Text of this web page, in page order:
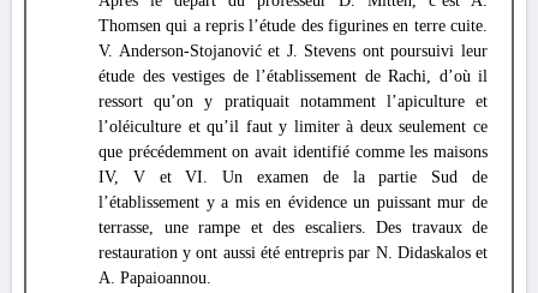
Thomsen qui a repris l’étude des figurines en terre cuite.
V. Anderson-Stojanović et J. Stevens ont poursuivi leur
étude des vestiges de l’établissement de Rachi, d’où il
ressort qu’on y pratiquait notamment l’apiculture et
l’oléiculture et qu’il faut y limiter à deux seulement ce
que précédemment on avait identifié comme les maisons
IV, V et VI. Un examen de la partie Sud de
l’établissement y a mis en évidence un puissant mur de
terrasse, une rampe et des escaliers. Des travaux de
restauration y ont aussi été entrepris par N. Didaskalos et
A. Papaioannou.